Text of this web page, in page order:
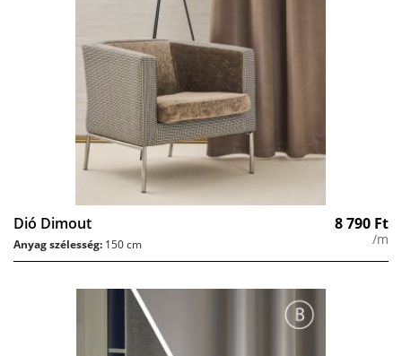
Dió Dimout 8 790 Ft
/m
Anyag szélesség: 150 cm